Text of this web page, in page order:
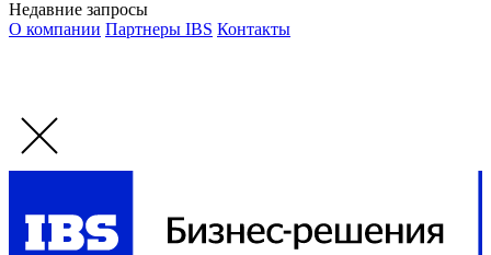
Недавние запросы
О компании Партнеры IBS Контакты